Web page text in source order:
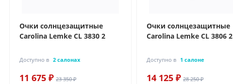
Очки солнцезащитные
Carolina Lemke CL 3830 2
Доступно в 2 салонах
11 675 ₽ 23 350 ₽
Очки солнцезащитные
Carolina Lemke CL 3806 2
Доступно в 1 салоне
14 125 ₽ 28 250 ₽